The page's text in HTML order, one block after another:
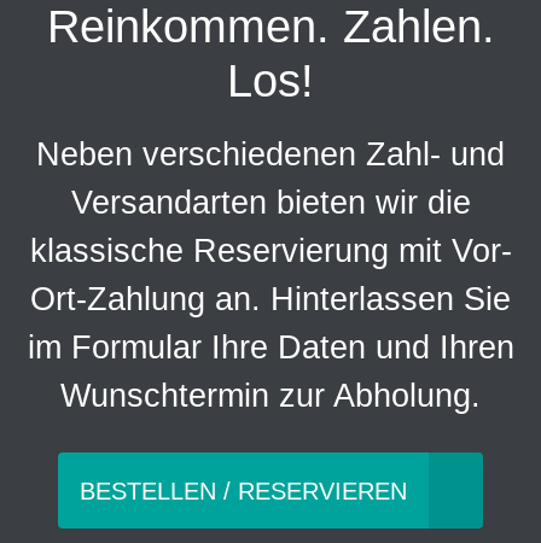
Reinkommen. Zahlen.
Los!
Neben verschiedenen Zahl- und
Versandarten bieten wir die
klassische Reservierung mit Vor-
Ort-Zahlung an. Hinterlassen Sie
im Formular Ihre Daten und Ihren
Wunschtermin zur Abholung.
BESTELLEN / RESERVIEREN